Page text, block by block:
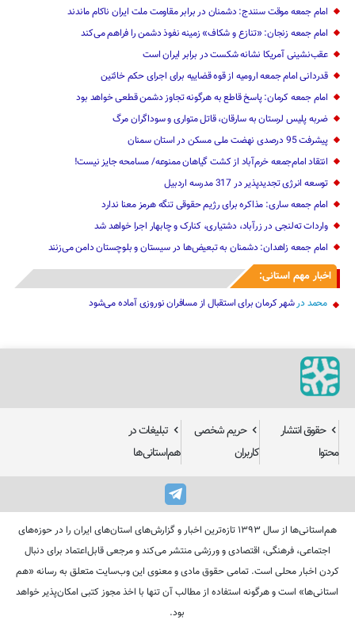
امام جمعه موقت سنندج: دشمنان در برابر مقاومت ملت ایران ناکام ماندند
امام جمعه زنجان: «تنازع و شکاف» زمینه نفوذ دشمن را فراهم می‌کند
عقب‌نشینی آمریکا نشانه شکست در برابر ایران است
قدردانی امام جمعه ارومیه از قوه قضاییه برای اجرای حکم خائنین ‌
امام جمعه کرمان: پاسخ قاطع به هرگونه تجاوز دشمن قطعی خواهد بود
ضربه پلیس لرستان به سارقان، قاتل متواری و سوداگران مرگ
پیشرفت 95 درصدی نهضت ملی مسکن در استان سمنان
انتقاد امام‌جمعه خرم‌آباد از کشت گیاهان ممنوعه/ مسامحه جایز نیست!
توسعه انرژی تجدیدپذیر در 317 مدرسه اردبیل
امام جمعه ساری: مذاکره برای رژیم حقوقی تنگه هرمز معنا ندارد
واردات ته‌لنجی در زرآباد، دشتیاری، کنارک و چابهار اجرا خواهد شد‌
امام جمعه زاهدان: دشمنان به تبعیض‌ها در سیستان و بلوچستان دامن می‌زنند
اخبار مهم استانی:
محمد درشهر کرمان برای استقبال از مسافران نوروزی آماده می‌شود
حقوق انتشار
محتوا
حریم شخصی
کاربران
تبلیغات در
هم‌استانی‌ها
هم‌استانی‌ها از سال ۱۳۹۳ تازه‌ترین اخبار و گزارش‌های استان‌های ایران را در حوزه‌های
اجتماعی، فرهنگی، اقتصادی و ورزشی منتشر می‌کند و مرجعی قابل‌اعتماد برای دنبال
کردن اخبار محلی است. تمامی حقوق مادی و معنوی این وب‌سایت متعلق به رسانه «هم
استانی‌ها» است و هرگونه استفاده از مطالب آن تنها با اخذ مجوز کتبی امکان‌پذیر خواهد
بود.